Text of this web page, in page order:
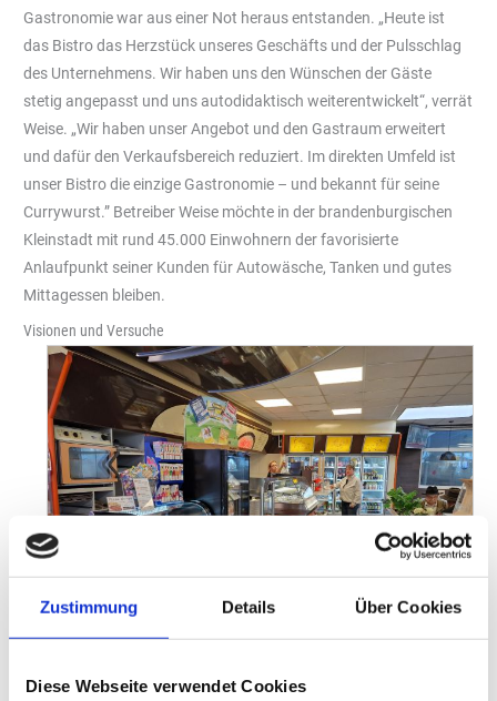
Zustimmung Details Über Cookies
Diese Webseite verwendet Cookies
Gastronomie war aus einer Not heraus entstanden. „Heute ist
das Bistro das Herzstück unseres Geschäfts und der Pulsschlag
des Unternehmens. Wir haben uns den Wünschen der Gäste
stetig angepasst und uns autodidaktisch weiterentwickelt“, verrät
Weise. „Wir haben unser Angebot und den Gastraum erweitert
und dafür den Verkaufsbereich reduziert. Im direkten Umfeld ist
unser Bistro die einzige Gastronomie – und bekannt für seine
Currywurst.” Betreiber Weise möchte in der brandenburgischen
Kleinstadt mit rund 45.000 Einwohnern der favorisierte
Anlaufpunkt seiner Kunden für Autowäsche, Tanken und gutes
Mittagessen bleiben.
Visionen und Versuche
Ein gutes Sortiment sollte nicht unbedingt breit, sondern tief